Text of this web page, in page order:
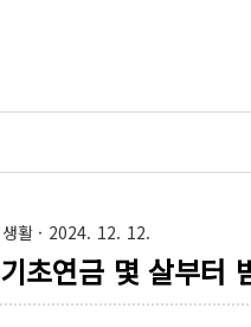
생활· 2024. 12. 12.
기초연금 몇 살부터